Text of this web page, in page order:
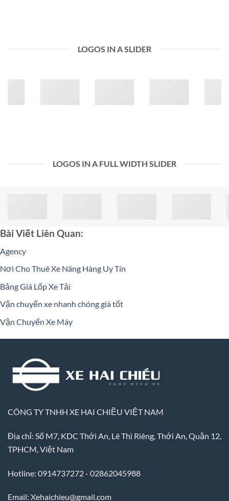
LOGOS IN A SLIDER
LOGOS IN A FULL WIDTH SLIDER
Bài Viết Liên Quan:
Agency
Nơi Cho Thuê Xe Nâng Hàng Uy Tín
Bảng Giá Lốp Xe Tải
Vận chuyển xe nhanh chóng giá tốt
Vận Chuyển Xe Máy
CÔNG TY TNHH XE HAI CHIỀU VIỆT NAM
Địa chỉ: Số M7, KDC Thới An, Lê Thị Riêng, Thới An, Quận 12,
TPHCM, Việt Nam
Hotline: 0914737272 - 02862045988
Email: Xehaichieu@gmail.com